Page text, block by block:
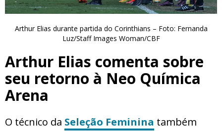
Arthur Elias durante partida do Corinthians – Foto: Fernanda
Luz/Staff Images Woman/CBF
Arthur Elias comenta sobre
seu retorno à Neo Química
Arena
O técnico da Seleção Feminina também